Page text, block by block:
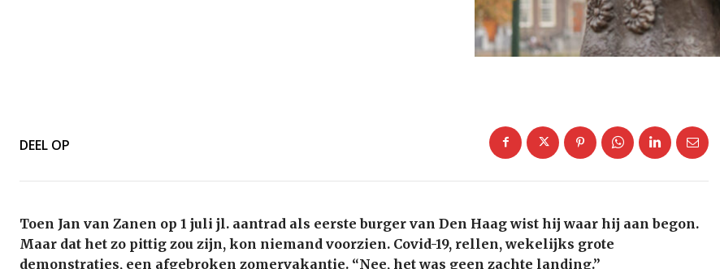
DEEL OP
Toen Jan van Zanen op 1 juli jl. aantrad als eerste burger van Den Haag wist hij waar hij aan begon.
Maar dat het zo pittig zou zijn, kon niemand voorzien. Covid-19, rellen, wekelijks grote
demonstraties, een afgebroken zomervakantie. “Nee, het was geen zachte landing.”